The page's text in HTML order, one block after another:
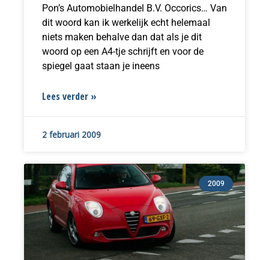
Pon’s Automobielhandel B.V. Occorics… Van
dit woord kan ik werkelijk echt helemaal
niets maken behalve dan dat als je dit
woord op een A4-tje schrijft en voor de
spiegel gaat staan je ineens
Lees verder »
2 februari 2009
2009